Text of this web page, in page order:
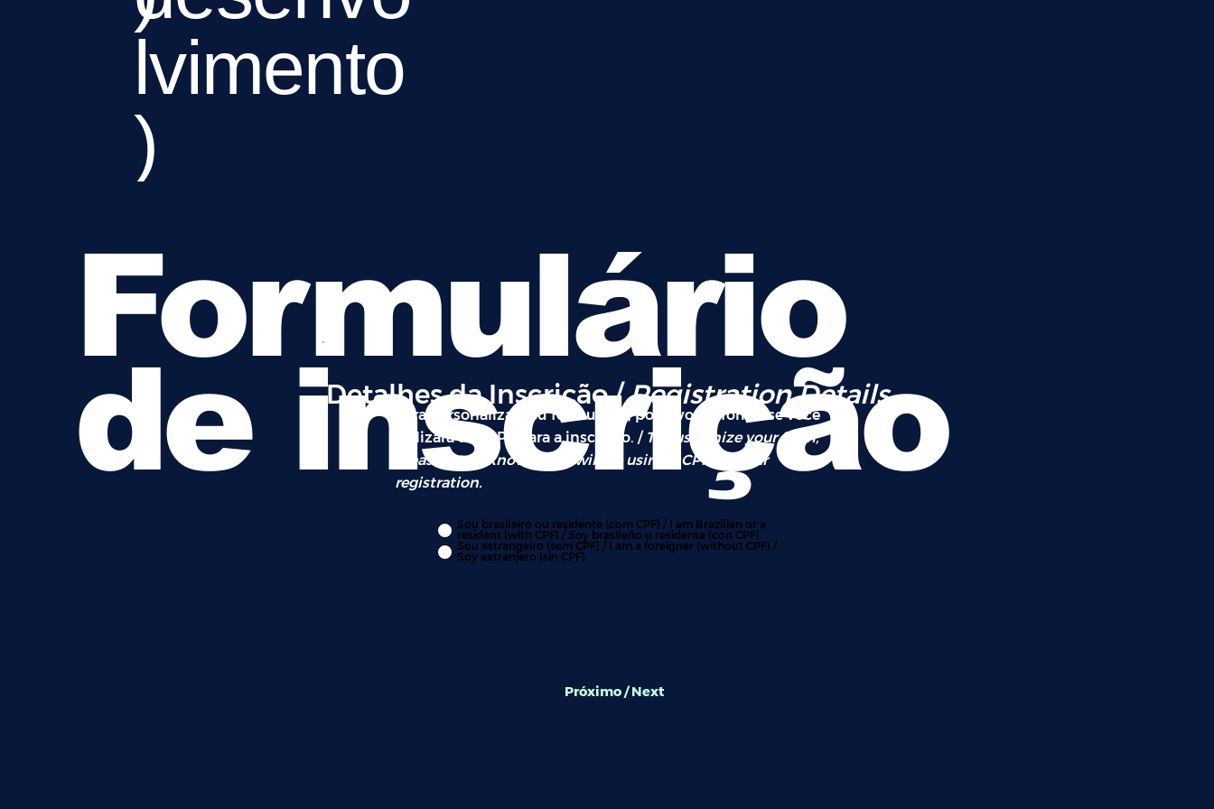
lvimento
)
Formulário
de inscrição
Detalhes da Inscrição /Registration Details
Para personalizar seu formulário, por favor, informe se você
utilizará um CPF para a inscrição. / To customize your form,
please let us know if you will be using a CPF for your
registration.
Sou brasileiro ou residente (com CPF) / I am Brazilian or a
resident (with CPF) / Soy brasileño o residente (con CPF)
Sou estrangeiro (sem CPF) / I am a foreigner (without CPF) /
Soy extranjero (sin CPF)
Próximo / Next